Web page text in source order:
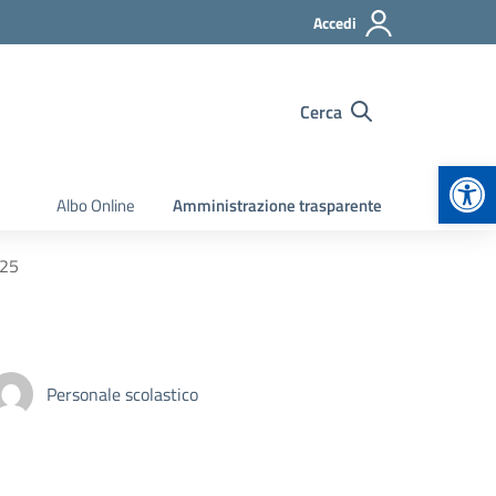
Accedi
Cerca
Albo Online Amministrazione trasparente
Personale scolastico